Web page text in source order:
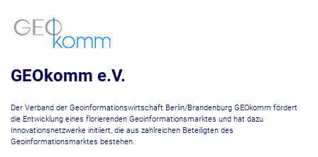
GEOkomm e.V.
Der Verband der Geoinformationswirtschaft Berlin/Brandenburg GEOkomm fördert
die Entwicklung eines florierenden Geoinformationsmarktes und hat dazu
Innovationsnetzwerke initiiert, die aus zahlreichen Beteiligten des
Geoinformationsmarktes bestehen.